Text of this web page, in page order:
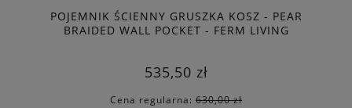
POJEMNIK ŚCIENNY GRUSZKA KOSZ - PEAR
BRAIDED WALL POCKET - FERM LIVING
535,50 zł
Cena regularna: 630,00 zł